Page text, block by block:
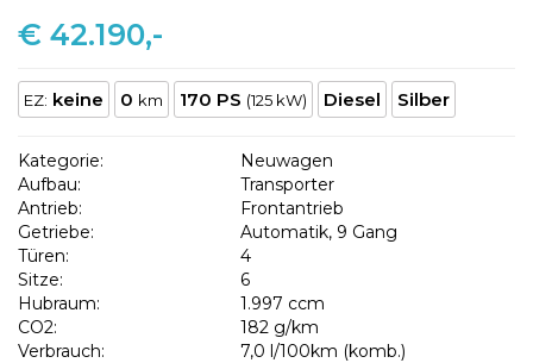
€ 42.190,-
EZ: keine 0 km 170 PS (125 kW) Diesel Silber
Kategorie:
Neuwagen
Aufbau:
Transporter
Antrieb:
Frontantrieb
Getriebe:
Automatik, 9 Gang
Türen:
4
Sitze:
6
Hubraum:
1.997 ccm
CO2:
182 g/km
Verbrauch:
7,0 l/100km (komb.)